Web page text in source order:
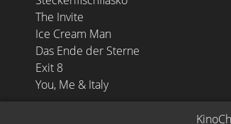
The Invite
Ice Cream Man
Das Ende der Sterne
Exit 8
You, Me & Italy